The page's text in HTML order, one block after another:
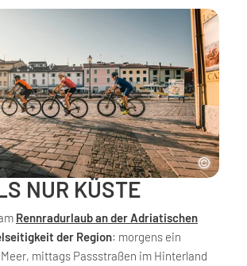
NUR KÜSTE
Rennradurlaub an der Adriatischen
der Region: morgens ein
mittags Passstraßen im Hinterland